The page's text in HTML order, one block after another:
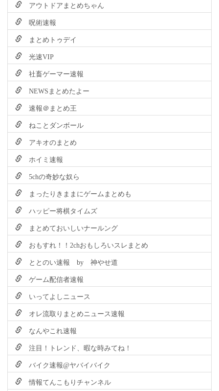
アウトドアまとめちゃん
呪術速報
まとめトゥデイ
光速VIP
社畜ゲーマー速報
NEWSまとめたよー
速報＠まとめ王
ねことダンボール
アキオのまとめ
ホイミ速報
5chの奇妙な奴ら
まったりきままにゲームまとめも
ハッピー将棋タイムズ
まとめておいしいナールング
おもすれ！！2chおもしろいスレまとめ
ととのい速報 by 神やせ道
ゲーム配信者速報
いってよしニュース
オレ流取りまとめニュース速報
なんやこれ速報
注目！トレンド、暇な時みてね！
バイク速報@ヤバイバイク
情報てんこもりチャンネル